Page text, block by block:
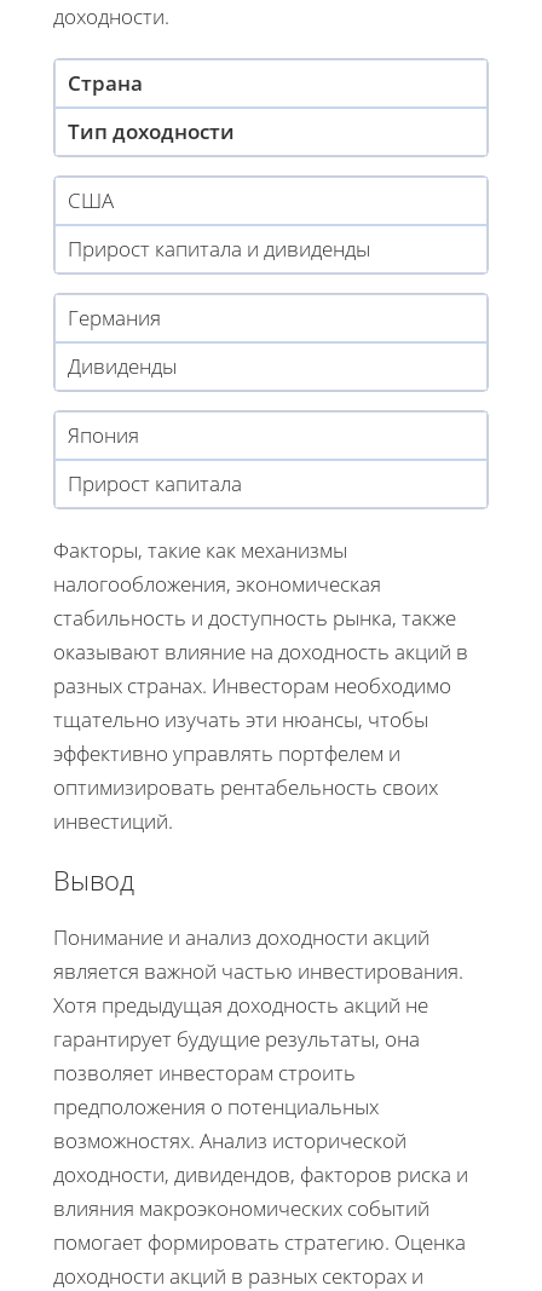
доходности.
Страна
Тип доходности
США
Прирост капитала и дивиденды
Германия
Дивиденды
Япония
Прирост капитала
Факторы, такие как механизмы
налогообложения, экономическая
стабильность и доступность рынка, также
оказывают влияние на доходность акций в
разных странах. Инвесторам необходимо
тщательно изучать эти нюансы, чтобы
эффективно управлять портфелем и
оптимизировать рентабельность своих
инвестиций.
Вывод
Понимание и анализ доходности акций
является важной частью инвестирования.
Хотя предыдущая доходность акций не
гарантирует будущие результаты, она
позволяет инвесторам строить
предположения о потенциальных
возможностях. Анализ исторической
доходности, дивидендов, факторов риска и
влияния макроэкономических событий
помогает формировать стратегию. Оценка
доходности акций в разных секторах и